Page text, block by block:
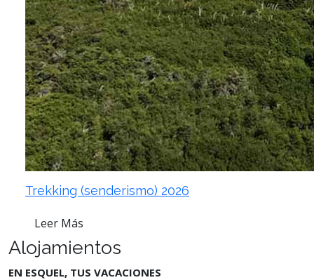
Trekking (senderismo) 2026
Leer Más
Alojamientos
EN ESQUEL, TUS VACACIONES